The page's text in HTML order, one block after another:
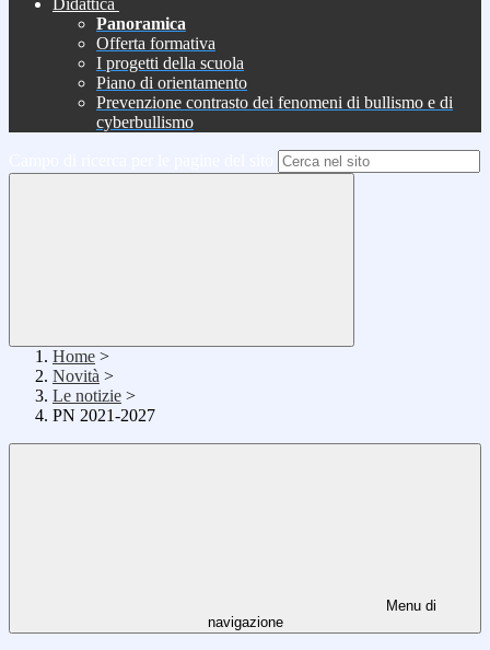
Didattica
Panoramica
Offerta formativa
I progetti della scuola
Piano di orientamento
Prevenzione contrasto dei fenomeni di bullismo e di
cyberbullismo
Home >
Novità >
Le notizie >
PN 2021-2027
Menu di
navigazione